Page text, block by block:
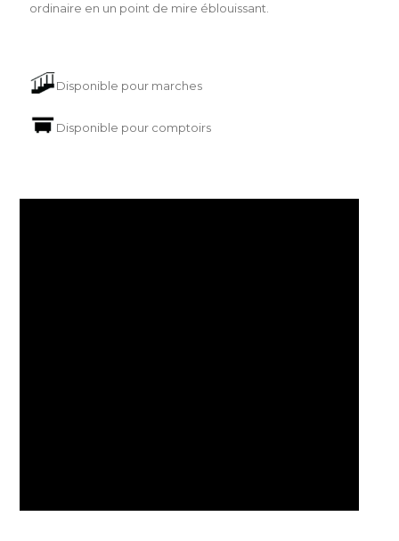
ordinaire en un point de mire éblouissant.
Disponible pour marches
Disponible pour comptoirs